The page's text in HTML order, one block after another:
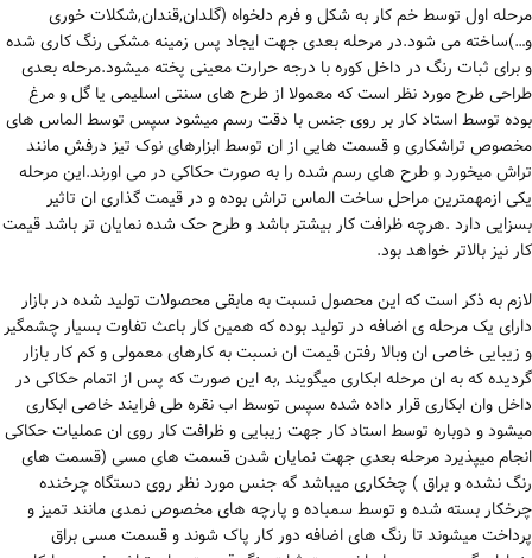
مرحله اول توسط خم کار به شکل و فرم دلخواه (گلدان,قندان,شکلات خوری
و…)ساخته می شود.در مرحله بعدی جهت ایجاد پس زمینه مشکی رنگ کاری شده
و برای ثبات رنگ در داخل کوره با درجه حرارت معینی پخته میشود.مرحله بعدی
طراحی طرح مورد نظر است که معمولا از طرح های سنتی اسلیمی یا گل و مرغ
بوده توسط استاد کار بر روی جنس با دقت رسم میشود سپس توسط الماس های
مخصوص تراشکاری و قسمت هایی از ان توسط ابزارهای نوک تیز درفش مانند
تراش میخورد و طرح های رسم شده را به صورت حکاکی در می اورند.این مرحله
یکی ازمهمترین مراحل ساخت الماس تراش بوده و در قیمت گذاری ان تاثیر
بسزایی دارد .هرچه ظرافت کار بیشتر باشد و طرح حک شده نمایان تر باشد قیمت
کار نیز بالاتر خواهد بود.
لازم به ذکر است که این محصول نسبت به مابقی محصولات تولید شده در بازار
دارای یک مرحله ی اضافه در تولید بوده که همین کار باعث تفاوت بسیار چشمگیر
و زیبایی خاصی ان وبالا رفتن قیمت ان نسبت به کارهای معمولی و کم کار بازار
گردیده که به ان مرحله ابکاری میگویند ,به این صورت که پس از اتمام حکاکی در
داخل وان ابکاری قرار داده شده سپس توسط اب نقره طی فرایند خاصی ابکاری
میشود و دوباره توسط استاد کار جهت زیبایی و ظرافت کار روی ان عملیات حکاکی
انجام میپذیرد مرحله بعدی جهت نمایان شدن قسمت های مسی (قسمت های
رنگ نشده و براق ) چخکاری میباشد گه جنس مورد نظر روی دستگاه چرخنده
چرخکار بسته شده و توسط سمباده و پارچه های مخصوص نمدی مانند تمیز و
پرداخت میشوند تا رنگ های اضافه دور کار پاک شوند و قسمت مسی براق